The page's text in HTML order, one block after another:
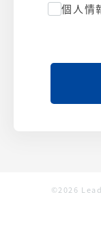
個人情
©2026